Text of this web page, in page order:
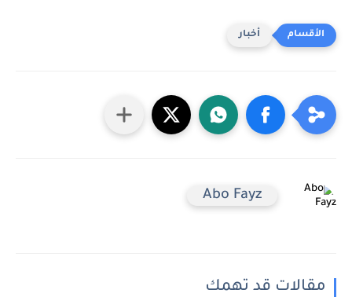
أخبار
Abo Fayz
مقالات قد تهمك